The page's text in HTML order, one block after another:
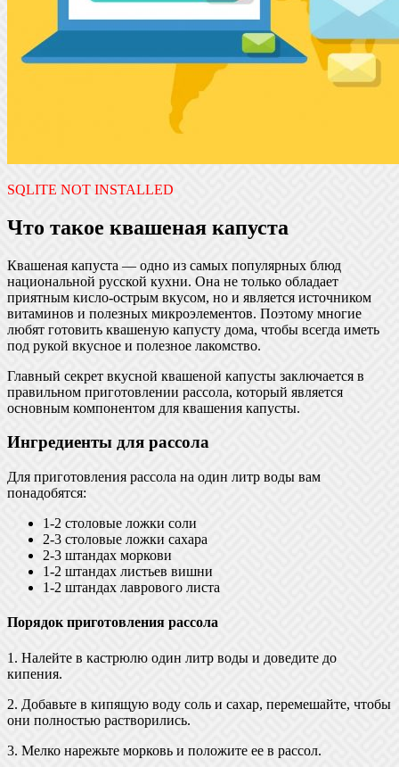
SQLITE NOT INSTALLED
Что такое квашеная капуста
Квашеная капуста — одно из самых популярных блюд
национальной русской кухни. Она не только обладает
приятным кисло-острым вкусом, но и является источником
витаминов и полезных микроэлементов. Поэтому многие
любят готовить квашеную капусту дома, чтобы всегда иметь
под рукой вкусное и полезное лакомство.
Главный секрет вкусной квашеной капусты заключается в
правильном приготовлении рассола, который является
основным компонентом для квашения капусты.
Ингредиенты для рассола
Для приготовления рассола на один литр воды вам
понадобятся:
1-2 столовые ложки соли
2-3 столовые ложки сахара
2-3 штандах моркови
1-2 штандах листьев вишни
1-2 штандах лаврового листа
Порядок приготовления рассола
1. Налейте в кастрюлю один литр воды и доведите до
кипения.
2. Добавьте в кипящую воду соль и сахар, перемешайте, чтобы
они полностью растворились.
3. Мелко нарежьте морковь и положите ее в рассол.